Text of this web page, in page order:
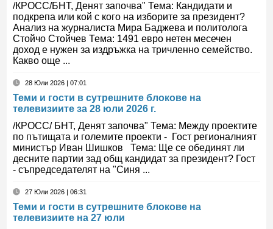
/КРОСС/БНТ, Денят започва" Тема: Кандидати и
подкрепа или кой с кого на изборите за президент?
Анализ на журналиста Мира Баджева и политолога
Стойчо Стойчев Тема: 1491 евро нетен месечен
доход е нужен за издръжка на тричленно семейство.
Какво още ...
28 Юли 2026 | 07:01
Теми и гости в сутрешните блокове на
телевизиите за 28 юли 2026 г.
/КРОСС/ БНТ, Денят започва" Тема: Между проектите
по пътищата и големите проекти - Гост регионалният
министър Иван Шишков Тема: Ще се обединят ли
десните партии зад общ кандидат за президент? Гост
- съпредседателят на "Синя ...
27 Юли 2026 | 06:31
Теми и гости в сутрешните блокове на
телевизиите на 27 юли